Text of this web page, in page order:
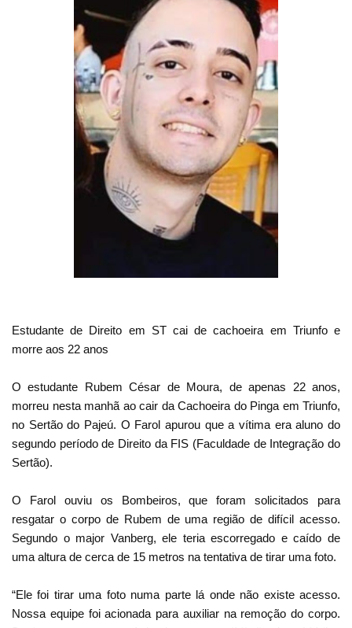
Estudante de Direito em ST cai de cachoeira em Triunfo e
morre aos 22 anos
O estudante Rubem César de Moura, de apenas 22 anos,
morreu nesta manhã ao cair da Cachoeira do Pinga em Triunfo,
no Sertão do Pajeú. O Farol apurou que a vítima era aluno do
segundo período de Direito da FIS (Faculdade de Integração do
Sertão).
O Farol ouviu os Bombeiros, que foram solicitados para
resgatar o corpo de Rubem de uma região de difícil acesso.
Segundo o major Vanberg, ele teria escorregado e caído de
uma altura de cerca de 15 metros na tentativa de tirar uma foto.
“Ele foi tirar uma foto numa parte lá onde não existe acesso.
Nossa equipe foi acionada para auxiliar na remoção do corpo.